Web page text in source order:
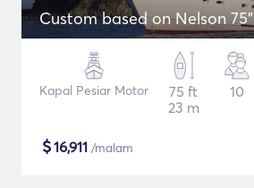
Custom based on Nelson 75"
Kapal Pesiar Motor
75 ft
23 m
10
$16,911 /malam